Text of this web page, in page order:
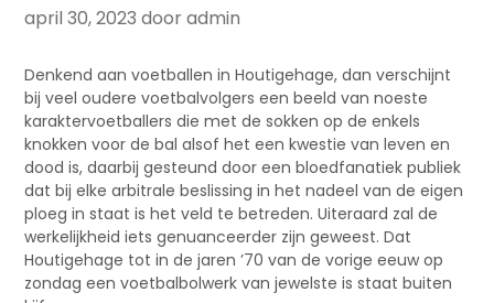
april 30, 2023 door admin
Denkend aan voetballen in Houtigehage, dan verschijnt
bij veel oudere voetbalvolgers een beeld van noeste
karaktervoetballers die met de sokken op de enkels
knokken voor de bal alsof het een kwestie van leven en
dood is, daarbij gesteund door een bloedfanatiek publiek
dat bij elke arbitrale beslissing in het nadeel van de eigen
ploeg in staat is het veld te betreden. Uiteraard zal de
werkelijkheid iets genuanceerder zijn geweest. Dat
Houtigehage tot in de jaren ’70 van de vorige eeuw op
zondag een voetbalbolwerk van jewelste is staat buiten